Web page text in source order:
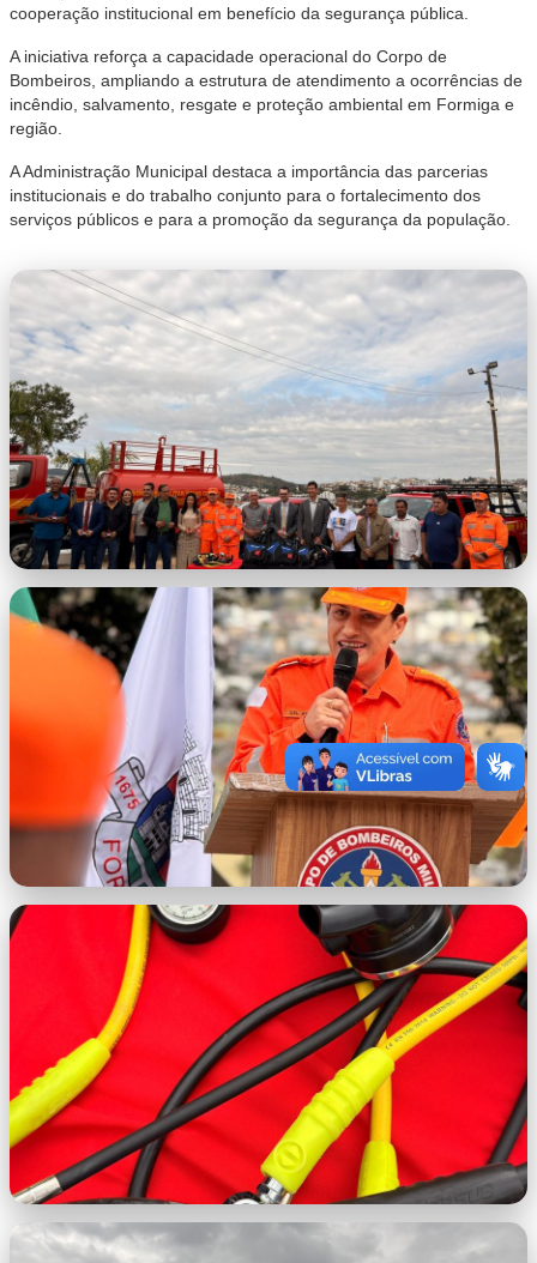
cooperação institucional em benefício da segurança pública.
A iniciativa reforça a capacidade operacional do Corpo de
Bombeiros, ampliando a estrutura de atendimento a ocorrências de
incêndio, salvamento, resgate e proteção ambiental em Formiga e
região.
A Administração Municipal destaca a importância das parcerias
institucionais e do trabalho conjunto para o fortalecimento dos
serviços públicos e para a promoção da segurança da população.
WhatsApp Image 2026-06-25 at 16.14.15
(2).jpeg
WhatsApp Image 2026-06-25 at 16.14.15
WhatsApp Image 2026-06-25 at 16.14.15